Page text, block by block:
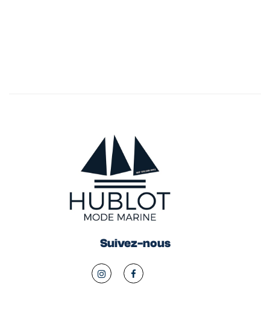
Suivez-nous